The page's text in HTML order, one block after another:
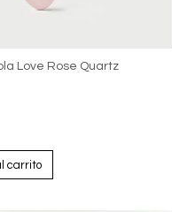
Love Rose Quartz